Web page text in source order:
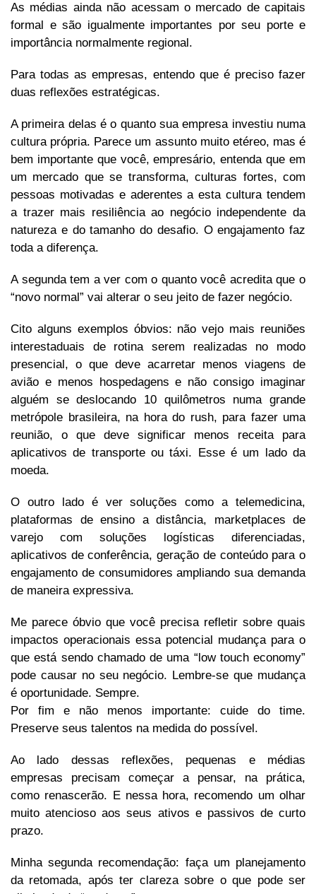
As médias ainda não acessam o mercado de capitais
formal e são igualmente importantes por seu porte e
importância normalmente regional.
Para todas as empresas, entendo que é preciso fazer
duas reflexões estratégicas.
A primeira delas é o quanto sua empresa investiu numa
cultura própria. Parece um assunto muito etéreo, mas é
bem importante que você, empresário, entenda que em
um mercado que se transforma, culturas fortes, com
pessoas motivadas e aderentes a esta cultura tendem
a trazer mais resiliência ao negócio independente da
natureza e do tamanho do desafio. O engajamento faz
toda a diferença.
A segunda tem a ver com o quanto você acredita que o
“novo normal” vai alterar o seu jeito de fazer negócio.
Cito alguns exemplos óbvios: não vejo mais reuniões
interestaduais de rotina serem realizadas no modo
presencial, o que deve acarretar menos viagens de
avião e menos hospedagens e não consigo imaginar
alguém se deslocando 10 quilômetros numa grande
metrópole brasileira, na hora do rush, para fazer uma
reunião, o que deve significar menos receita para
aplicativos de transporte ou táxi. Esse é um lado da
moeda.
O outro lado é ver soluções como a telemedicina,
plataformas de ensino a distância, marketplaces de
varejo com soluções logísticas diferenciadas,
aplicativos de conferência, geração de conteúdo para o
engajamento de consumidores ampliando sua demanda
de maneira expressiva.
Me parece óbvio que você precisa refletir sobre quais
impactos operacionais essa potencial mudança para o
que está sendo chamado de uma “low touch economy”
pode causar no seu negócio. Lembre-se que mudança
é oportunidade. Sempre.
Por fim e não menos importante: cuide do time.
Preserve seus talentos na medida do possível.
Ao lado dessas reflexões, pequenas e médias
empresas precisam começar a pensar, na prática,
como renascerão. E nessa hora, recomendo um olhar
muito atencioso aos seus ativos e passivos de curto
prazo.
Minha segunda recomendação: faça um planejamento
da retomada, após ter clareza sobre o que pode ser